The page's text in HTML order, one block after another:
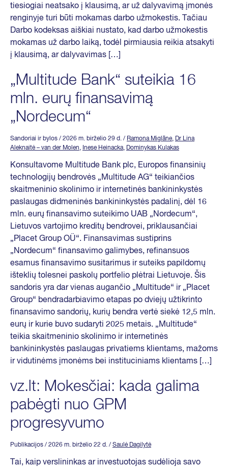
tiesiogiai neatsako į klausimą, ar už dalyvavimą įmonės
renginyje turi būti mokamas darbo užmokestis. Tačiau
Darbo kodeksas aiškiai nustato, kad darbo užmokestis
mokamas už darbo laiką, todėl pirmiausia reikia atsakyti
į klausimą, ar dalyvavimas […]
„Multitude Bank“ suteikia 16
mln. eurų finansavimą
„Nordecum“
Sandoriai ir bylos / 2026 m. birželio 29 d. / Ramona Miglāne, Dr Lina
Aleknaitė – van der Molen, Inese Heinacka, Dominykas Kulakas
Konsultavome Multitude Bank plc, Europos finansinių
technologijų bendrovės „Multitude AG“ teikiančios
skaitmeninio skolinimo ir internetinės bankininkystės
paslaugas didmeninės bankininkystės padalinį, dėl 16
mln. eurų finansavimo suteikimo UAB „Nordecum“,
Lietuvos vartojimo kreditų bendrovei, priklausančiai
„Placet Group OÜ“. Finansavimas sustiprins
„Nordecum“ finansavimo galimybes, refinansuos
esamus finansavimo susitarimus ir suteiks papildomų
išteklių tolesnei paskolų portfelio plėtrai Lietuvoje. Šis
sandoris yra dar vienas augančio „Multitude“ ir „Placet
Group“ bendradarbiavimo etapas po dviejų užtikrinto
finansavimo sandorių, kurių bendra vertė siekė 12,5 mln.
eurų ir kurie buvo sudaryti 2025 metais. „Multitude“
teikia skaitmeninio skolinimo ir internetinės
bankininkystės paslaugas privatiems klientams, mažoms
ir vidutinėms įmonėms bei instituciniams klientams […]
vz.lt: Mokesčiai: kada galima
pabėgti nuo GPM
progresyvumo
Publikacijos / 2026 m. birželio 22 d. / Saulė Dagilytė
Tai, kaip verslininkas ar investuotojas sudėlioja savo